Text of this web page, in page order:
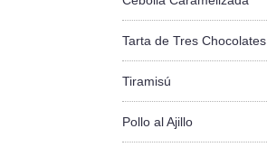
Tarta de Tres Chocolates
Tiramisú
Pollo al Ajillo